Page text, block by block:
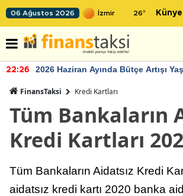
06 Ağustos 2026 26° Künye
22:26 2026 Haziran Ayında Bütçe Artışı
FinansTaksi Kredi Kartları
Tüm Bankaların
Kredi Kartları
Tüm Bankaların Aidatsız Kredi
aidatsız kredi kartı 2020 banka